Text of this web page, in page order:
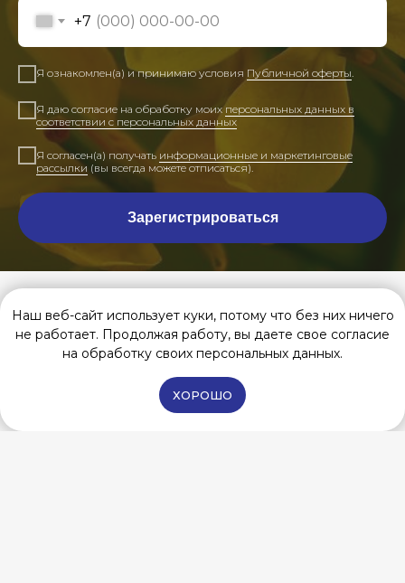
Наш веб-сайт использует куки, потому что без них ничего
не работает. Продолжая работу, вы даете свое согласие
на обработку своих персональных данных.
ХОРОШО
+7
Я ознакомлен(а) и принимаю условия Публичной оферты.
Я даю согласие на обработку моихперсональных данных в
соответствии с персональных данных
Я согласен(а) получать информационные и маркетинговые
рассылки (вы всегда можете отписаться).
Зарегистрироваться
Нагармота
Нисарга Фармс Органик